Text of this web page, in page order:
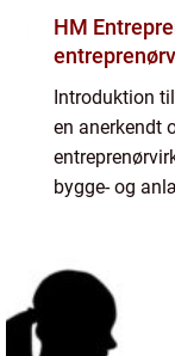
HM
Introduktion
en anerkendt
bygge- og